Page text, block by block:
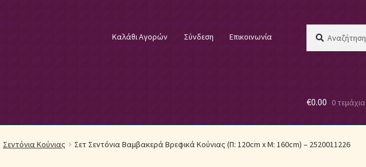
Καλάθι Αγορών Σύνδεση Επικοινωνία
για:
Λευκά Είδη Επικοινωνία Επιστροφές Προϊόντων Η εταιρία μας
€0.00 0 τεμάχια
Σεντόνια Κούνιας Σετ Σεντόνια Βαμβακερά Βρεφικά Κούνιας (Π: 120cm x Μ: 160cm) – 2520011226